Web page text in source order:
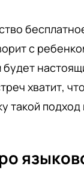
с
хватит,
такой подход